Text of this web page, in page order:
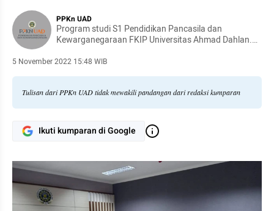
PPKn UAD
Program studi S1 Pendidikan Pancasila dan
Kewarganegaraan FKIP Universitas Ahmad Dahlan.
5 November 2022 15:48 WIB
Tulisan dari PPKn UAD tidak mewakili pandangan dari redaksi kumparan
Ikuti kumparan di Google